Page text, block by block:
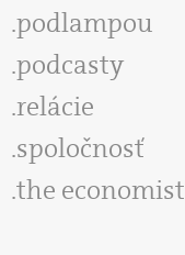
podlampou
podcasty
relácie
spoločnosť
the economist